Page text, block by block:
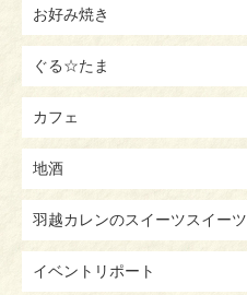
お好み焼き
ぐる☆たま
カフェ
地酒
羽越カレンのスイーツスイーツ
イベントリポート